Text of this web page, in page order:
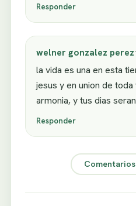
Responder
welner gonzalez perez
la vida es una en esta
jesus y en union de
armonia, y tus dias
Responder